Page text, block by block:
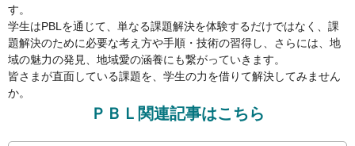
す。
学生はPBLを通じて、単なる課題解決を体験するだけではなく、課
題解決のために必要な考え方や手順・技術の習得し、さらには、地
域の魅力の発見、地域愛の涵養にも繋がっていきます。
皆さまが直面している課題を、学生の力を借りて解決してみません
か。
ＰＢＬ関連記事はこちら